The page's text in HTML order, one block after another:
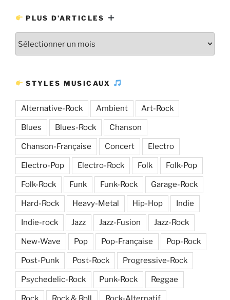
PLUS D’ARTICLES
STYLES MUSICAUX
Alternative-Rock Ambient Art-Rock
Blues Blues-Rock Chanson
Chanson-Française Concert Electro
Electro-Pop Electro-Rock Folk Folk-Pop
Folk-Rock Funk Funk-Rock Garage-Rock
Hard-Rock Heavy-Metal Hip-Hop Indie
Indie-rock Jazz Jazz-Fusion Jazz-Rock
New-Wave Pop Pop-Française Pop-Rock
Post-Punk Post-Rock Progressive-Rock
Psychedelic-Rock Punk-Rock Reggae